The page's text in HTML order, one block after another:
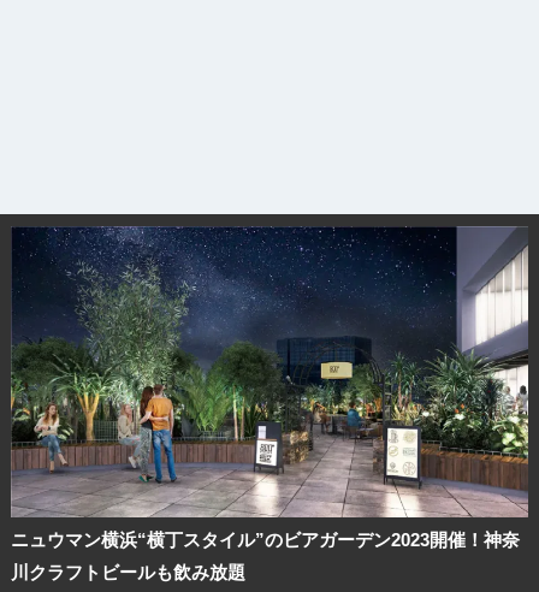
ニュウマン横浜“横丁スタイル”のビアガーデン2023開催！神奈
川クラフトビールも飲み放題